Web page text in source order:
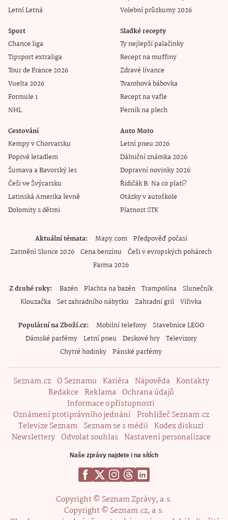
Letní Letná
Volební průzkumy 2026
Sport
Chance liga
Tipsport extraliga
Tour de France 2026
Vuelta 2026
Formule 1
NHL
Sladké recepty
Ty nejlepší palačinky
Recept na muffiny
Zdravé lívance
Tvarohová bábovka
Recept na vafle
Perník na plech
Cestování
Kempy v Chorvatsku
Poprvé letadlem
Šumava a Bavorský les
Češi ve Švýcarsku
Latinská Amerika levně
Dolomity s dětmi
Auto Moto
Letní pneu 2026
Dálniční známka 2026
Dopravní novinky 2026
Řidičák B: Na co platí?
Otázky v autoškole
Platnost STK
Aktuální témata Mapy.com Předpověď počasí
Zatmění Slunce 2026 Cena benzínu
Češi v evropských pohárech
Farma 2026
Z druhé ruky Bazén Plachta na bazén Trampolína
Slunečník
Klouzačka
Set zahradního nábytku Zahradní gril Vířivka
Populární na Zboží.cz Mobilní telefony
Stavebnice LEGO
Dámské parfémy Letní pneu Deskové hry Televizory
Chytré hodinky Pánské parfémy
Seznam.cz O Seznamu Kariéra Nápověda Kontakty
Redakce Reklama Ochrana údajů
Informace o přístupnosti
Oznámení protiprávního jednání Prohlížeč Seznam.cz
Televize Seznam Seznam se s médii Kodex diskuzí
Newslettery Odvolat souhlas Nastavení personalizace
Naše zprávy najdete i na sítích
Copyright © Seznam Zprávy, a.s.
Copyright © Seznam.cz, a.s.